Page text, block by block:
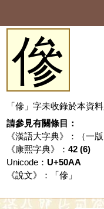
傪
「傪」字未收錄於本資料
請參見有關條目：
《漢語大字典》：（一版
《康熙字典》： 42 (6)
Unicode： U+50AA
《說文》：「 傪」